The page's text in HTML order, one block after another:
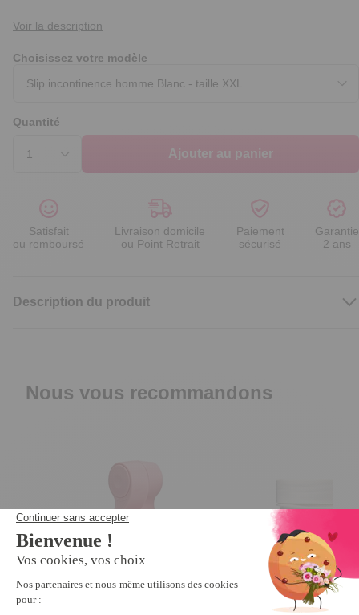
Voir la description
Choisissez votre modèle
Quantité
Ajouter au panier
Satisfait
ou remboursé
Livraison domicile
ou Point Retrait
Paiement
sécurisé
Garantie
2 ans
Description du produit
Nous vous recommandons